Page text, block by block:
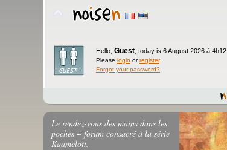
Hello, Guest today is 6 August 2026 à 4h12.
Please login orregister.
Forgot your password?
Le rendez-vous des mains dans les
poches ~ forum consacré à la série
Kaamelott.